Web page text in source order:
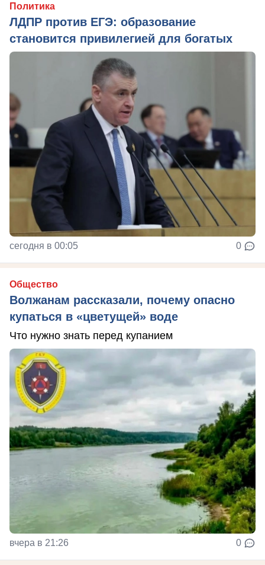
Политика
ЛДПР против ЕГЭ: образование
становится привилегией для богатых
сегодня в 00:05 0
Общество
Волжанам рассказали, почему опасно
купаться в «цветущей» воде
Что нужно знать перед купанием
вчера в 21:26 0